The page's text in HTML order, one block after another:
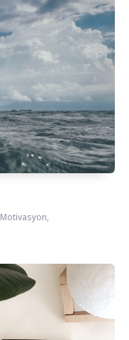
Motivasyon,